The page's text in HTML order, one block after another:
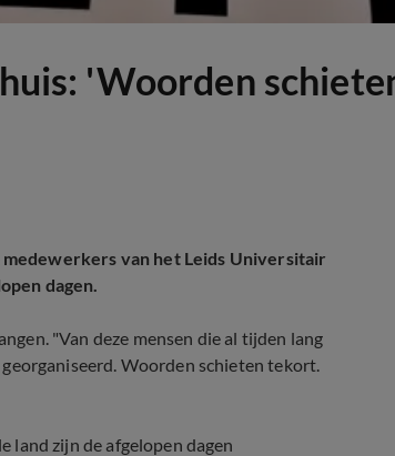
'Woorden
van het Leids Universitair
dagen.
"Van deze mensen die al tijden lang
Woorden schieten tekort.
land zijn de afgelopen dagen